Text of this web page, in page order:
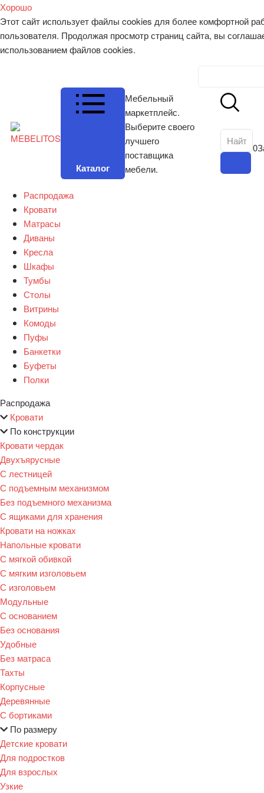
Хорошо
Этот сайт использует файлы cookies для более комфортной
пользователя. Продолжая просмотр страниц сайта, вы
использованием файлов cookies.
Каталог
Мебельный
маркетплейс.
Выберите своего
лучшего
поставщика
мебели.
0
Распродажа
Кровати
Матрасы
Диваны
Кресла
Шкафы
Тумбы
Столы
Витрины
Комоды
Пуфы
Банкетки
Буфеты
Полки
Распродажа
Кровати
По конструкции
Кровати чердак
Двухъярусные
С лестницей
С подъемным механизмом
Без подъемного механизма
С ящиками для хранения
Кровати на ножках
Напольные кровати
С мягкой обивкой
С мягким изголовьем
С изголовьем
Модульные
С основанием
Без основания
Удобные
Без матраса
Тахты
Корпусные
Деревянные
С бортиками
По размеру
Детские кровати
Для подростков
Для взрослых
Узкие